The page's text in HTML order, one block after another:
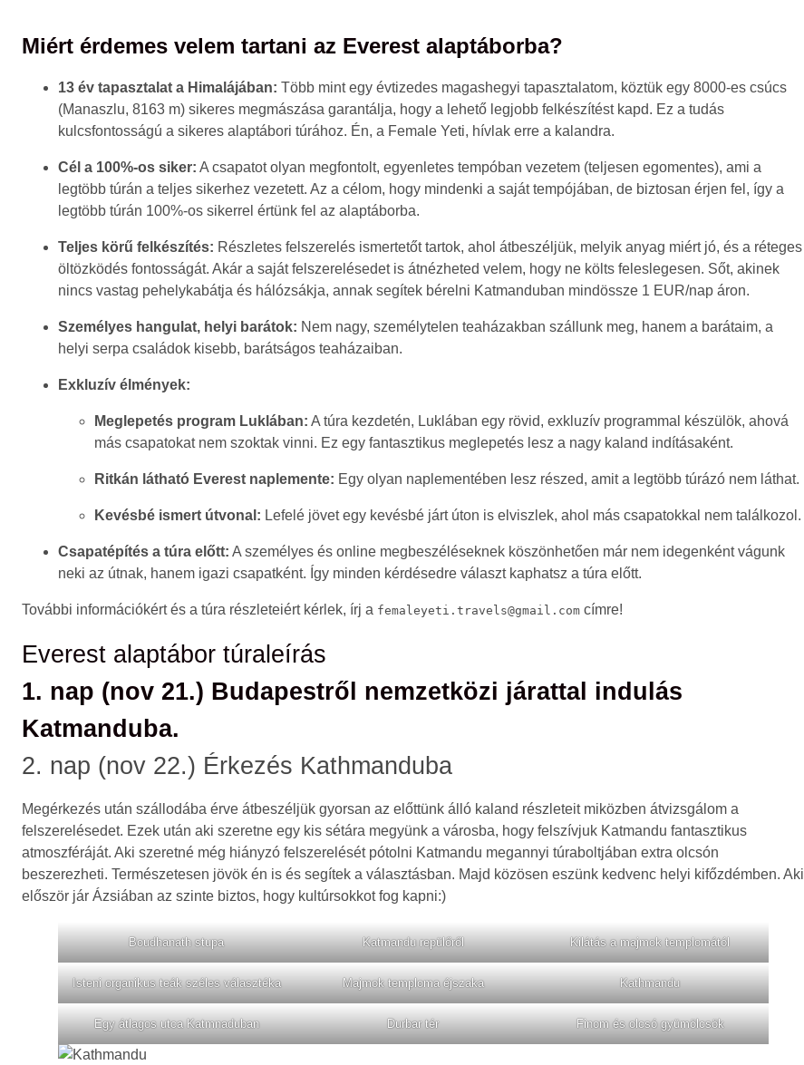
Miért érdemes velem tartani az Everest alaptáborba?
13 év tapasztalat a Himalájában: Több mint egy évtizedes magashegyi tapasztalatom, köztük egy 8000-es csúcs
(Manaszlu, 8163 m) sikeres megmászása garantálja, hogy a lehető legjobb felkészítést kapd. Ez a tudás
kulcsfontosságú a sikeres alaptábori túrához. Én, a Female Yeti, hívlak erre a kalandra.
Cél a 100%-os siker: A csapatot olyan megfontolt, egyenletes tempóban vezetem (teljesen egomentes), ami a
legtöbb túrán a teljes sikerhez vezetett. Az a célom, hogy mindenki a saját tempójában, de biztosan érjen fel, így a
legtöbb túrán 100%-os sikerrel értünk fel az alaptáborba.
Teljes körű felkészítés: Részletes felszerelés ismertetőt tartok, ahol átbeszéljük, melyik anyag miért jó, és a réteges
öltözködés fontosságát. Akár a saját felszerelésedet is átnézheted velem, hogy ne költs feleslegesen. Sőt, akinek
nincs vastag pehelykabátja és hálózsákja, annak segítek bérelni Katmanduban mindössze 1 EUR/nap áron.
Személyes hangulat, helyi barátok: Nem nagy, személytelen teaházakban szállunk meg, hanem a barátaim, a
helyi serpa családok kisebb, barátságos teaházaiban.
Exkluzív élmények:
Meglepetés program Luklában: A túra kezdetén, Luklában egy rövid, exkluzív programmal készülök, ahová
más csapatokat nem szoktak vinni. Ez egy fantasztikus meglepetés lesz a nagy kaland indításaként.
Ritkán látható Everest naplemente: Egy olyan naplementében lesz részed, amit a legtöbb túrázó nem láthat.
Kevésbé ismert útvonal: Lefelé jövet egy kevésbé járt úton is elviszlek, ahol más csapatokkal nem találkozol.
Csapatépítés a túra előtt: A személyes és online megbeszéléseknek köszönhetően már nem idegenként vágunk
neki az útnak, hanem igazi csapatként. Így minden kérdésedre választ kaphatsz a túra előtt.
További információkért és a túra részleteiért kérlek, írj a femaleyeti.travels@gmail.com címre!
Everest alaptábor túraleírás
1. nap (nov 21.) Budapestről nemzetközi járattal indulás
Katmanduba.
2. nap (nov 22.) Érkezés Kathmanduba
Megérkezés után szállodába érve átbeszéljük gyorsan az előttünk álló kaland részleteit miközben átvizsgálom a
felszerelésedet. Ezek után aki szeretne egy kis sétára megyünk a városba, hogy felszívjuk Katmandu fantasztikus
atmoszféráját. Aki szeretné még hiányzó felszerelését pótolni Katmandu megannyi túraboltjában extra olcsón
beszerezheti. Természetesen jövök én is és segítek a választásban. Majd közösen eszünk kedvenc helyi kifőzdémben. Aki
először jár Ázsiában az szinte biztos, hogy kultúrsokkot fog kapni:)
Boudhanath stupa Katmandu repülőről Kilátás a majmok templomától
Isteni organikus teák széles választéka Majmok temploma éjszaka Kathmandu
Egy átlagos utca Katmnaduban Durbar tér Finom és olcsó gyümölcsök